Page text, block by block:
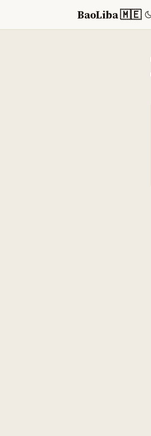
BaoLiba 🇲🇪